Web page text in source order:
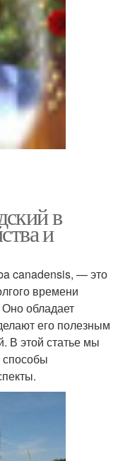
в
и
canadensis, — это
времени
обладает
его полезным
В этой статье мы
способы